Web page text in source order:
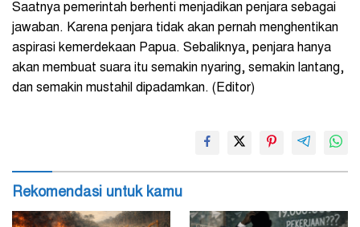
Saatnya pemerintah berhenti menjadikan penjara sebagai
jawaban. Karena penjara tidak akan pernah menghentikan
aspirasi kemerdekaan Papua. Sebaliknya, penjara hanya
akan membuat suara itu semakin nyaring, semakin lantang,
dan semakin mustahil dipadamkan. (Editor)
Rekomendasi untuk kamu